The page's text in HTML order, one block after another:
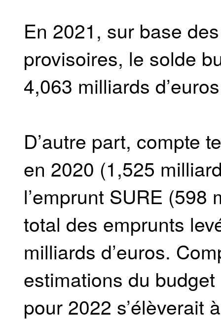
En 2021, sur base
provisoires, le solde
4,063 milliards
D’autre part, compte
en 2020 (1,525
l’emprunt SURE (598
total des emprunts
milliards d’euros.
estimations du
pour 2022 s’élèverait